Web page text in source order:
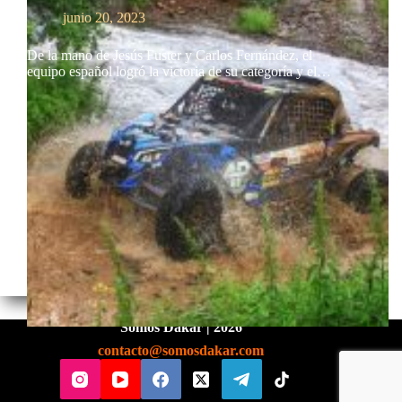
junio 20, 2023
De la mano de Jesús Fuster y Carlos Fernández, el
equipo español logró la victoria de su categoría y el…
Somos Dakar | 2026
contacto@somosdakar.com